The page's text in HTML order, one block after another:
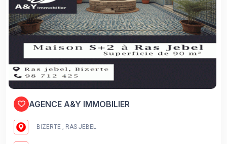
AGENCE A&Y IMMOBILIER
BIZERTE , RAS JEBEL